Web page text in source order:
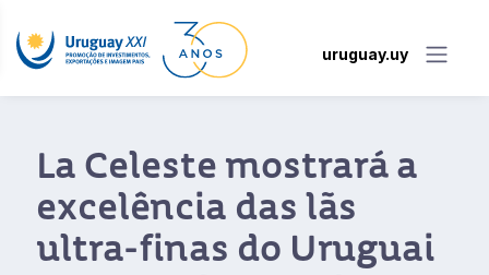
uruguay.uy
La Celeste mostrará a
excelência das lãs
ultra-finas do Uruguai